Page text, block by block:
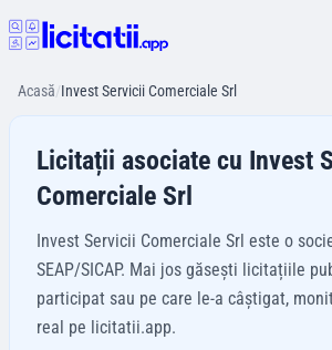
Acasă/Invest Servicii Comerciale Srl
Licitații asociate cu Invest
Comerciale Srl
Invest Servicii Comerciale Srl este o
SEAP/SICAP. Mai jos găsești licitațiile
participat sau pe care le-a câștigat,
real pe licitatii.app.